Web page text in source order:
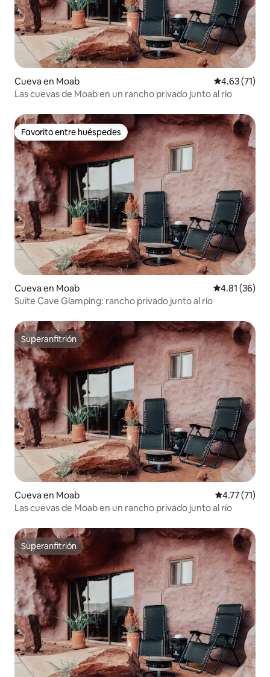
Cueva en Moab Calificación
4.63 (71)
Las cuevas de Moab en un rancho privado junto al río
Favorito entre huéspedes
Favorito entre huéspedes
Cueva en Moab Calificación
4.81 (36)
Suite Cave Glamping: rancho privado junto al río
Superanfitrión
Superanfitrión
Cueva en Moab Calificación
4.77 (71)
Las cuevas de Moab en un rancho privado junto al río
Superanfitrión
Superanfitrión